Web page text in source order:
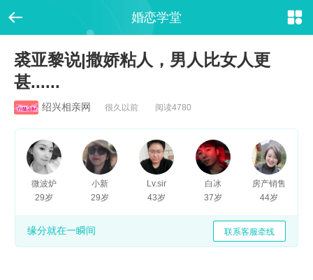
 婚恋学堂
裘亚黎说|撒娇粘人，男人比女人更
甚......
绍兴相亲网 很久以前 阅读4780
微波炉
29岁
小新
29岁
Lv.sir
43岁
白冰
37岁
房产销售
44岁
缘分就在一瞬间 联系客服牵线
